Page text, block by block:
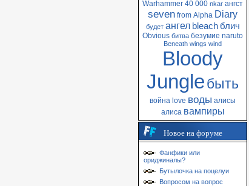
Warhammer 40 000 nkar ангст
seven from Alpha Diary
будет ангел bleach блич
Obvious битва безумие naruto
Beneath wings wind
Bloody
Jungleбыть
война love воды алисы
алиса вампиры
Новое на форуме
Фанфики или
ориджиналы?
Бутылочка на поцелуи
Вопросом на вопрос